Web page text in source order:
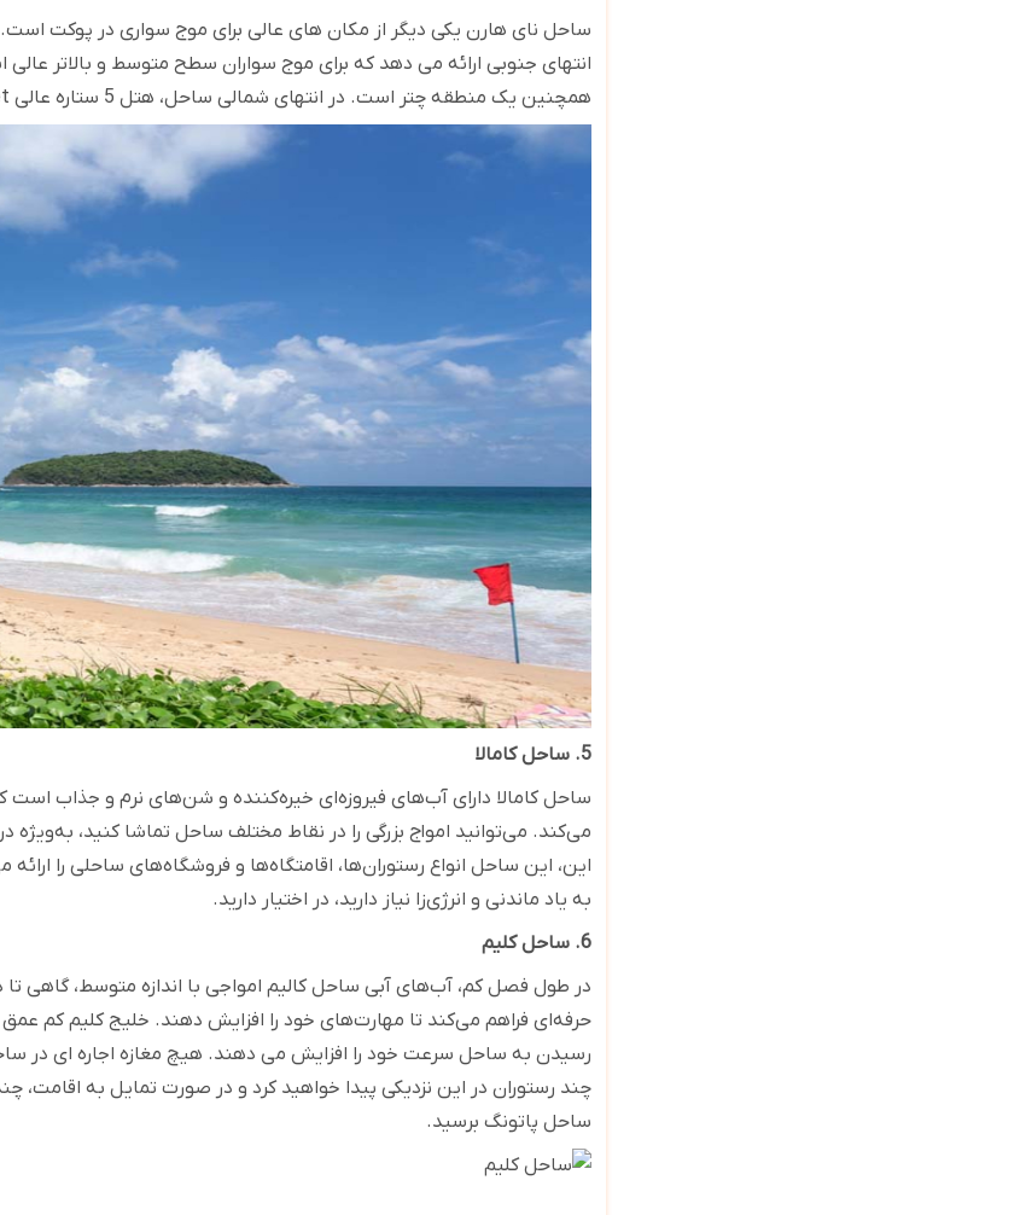
ساحل نای هارن یکی دیگر از مکان های عالی برای موج سواری در پوکت
انتهای جنوبی ارائه می دهد که برای موج سواران سطح متوسط ​​و بالاتر
همچنین یک منطقه چتر است. در انتهای شمالی ساحل، هتل 5 ستاره عالی
5. ساحل کامالا
ساحل کامالا دارای آب‌های فیروزه‌ای خیره‌کننده و شن‌های نرم و جذاب
می‌کند. می‌توانید امواج بزرگی را در نقاط مختلف ساحل تماشا کنید، به‌ویژه
این، این ساحل انواع رستوران‌ها، اقامتگاه‌ها و فروشگاه‌های ساحلی را
به یاد ماندنی و انرژی‌زا نیاز دارید، در اختیار دارید.
6. ساحل کلیم
در طول فصل کم، آب‌های آبی ساحل کالیم امواجی با اندازه متوسط، گاهی
حرفه‌ای فراهم می‌کند تا مهارت‌های خود را افزایش دهند. خلیج کلیم کم عمق
رسیدن به ساحل سرعت خود را افزایش می دهند. هیچ مغازه اجاره ای در
چند رستوران در این نزدیکی پیدا خواهید کرد و در صورت تمایل به اقامت،
ساحل پاتونگ برسید.